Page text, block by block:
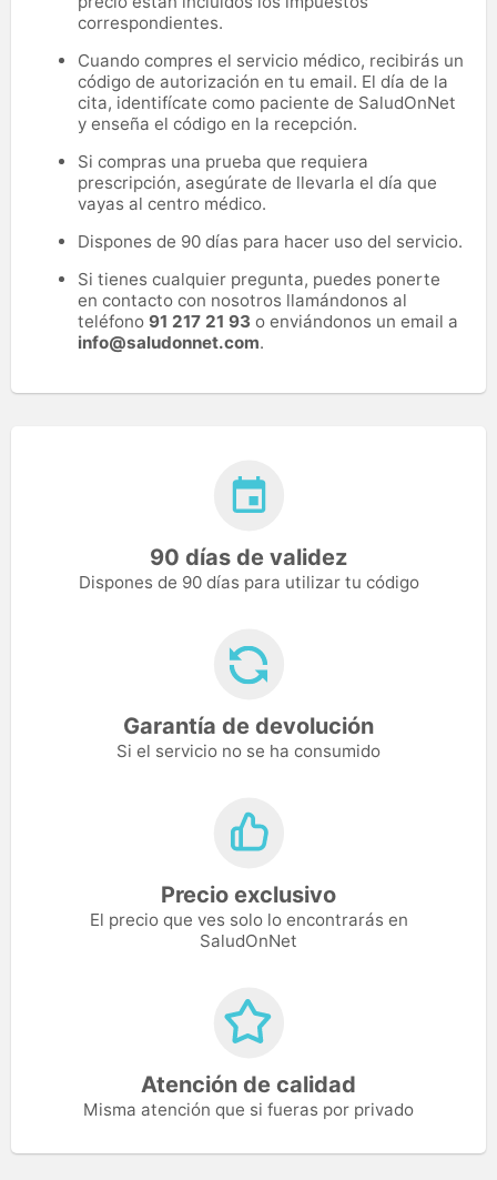
correspondientes.
Cuando compres el servicio médico, recibirás un
código de autorización en tu email. El día de la
cita, identifícate como paciente de SaludOnNet
y enseña el código en la recepción.
Si compras una prueba que requiera
prescripción, asegúrate de llevarla el día que
vayas al centro médico.
Dispones de 90 días para hacer uso del servicio.
Si tienes cualquier pregunta, puedes ponerte
en contacto con nosotros llamándonos al
teléfono 91 217 21 93 o enviándonos un email a
info@saludonnet.com.
90 días de validez
Dispones de 90 días para utilizar tu código
Garantía de devolución
Si el servicio no se ha consumido
Precio exclusivo
El precio que ves solo lo encontrarás en
SaludOnNet
Atención de calidad
Misma atención que si fueras por privado